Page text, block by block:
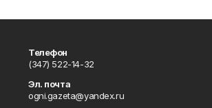
Телефон
(347) 522-14-32
Эл. почта
ogni.gazeta@yandex.ru